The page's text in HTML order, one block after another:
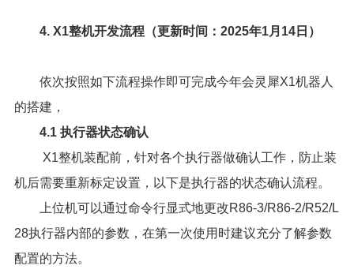
4. X1整机开发流程（更新时间：2025年1月14日）
依次按照如下流程操作即可完成今年会灵犀X1机器人
的搭建，
4.1 执行器状态确认
X1整机装配前，针对各个执行器做确认工作，防止装
机后需要重新标定设置，以下是执行器的状态确认流程。
上位机可以通过命令行显式地更改R86-3/R86-2/R52/L
28执行器内部的参数，在第一次使用时建议充分了解参数
配置的方法。